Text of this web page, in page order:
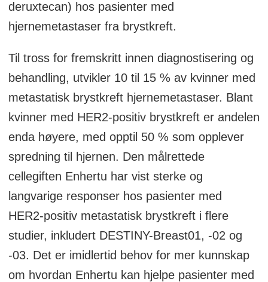
deruxtecan) hos pasienter med
hjernemetastaser fra brystkreft.
Til tross for fremskritt innen diagnostisering og
behandling, utvikler 10 til 15 % av kvinner med
metastatisk brystkreft hjernemetastaser. Blant
kvinner med HER2-positiv brystkreft er andelen
enda høyere, med opptil 50 % som opplever
spredning til hjernen. Den målrettede
cellegiften Enhertu har vist sterke og
langvarige responser hos pasienter med
HER2-positiv metastatisk brystkreft i flere
studier, inkludert DESTINY-Breast01, -02 og
-03. Det er imidlertid behov for mer kunnskap
om hvordan Enhertu kan hjelpe pasienter med